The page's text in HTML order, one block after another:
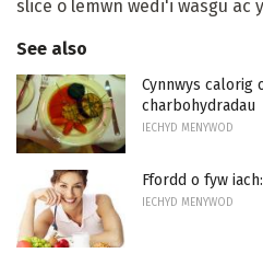
slice o lemwn wedi'i wasgu ac
See also
Cynnwys calorig
charbohydradau
IECHYD MENYWOD
Ffordd o fyw
IECHYD MENYWOD